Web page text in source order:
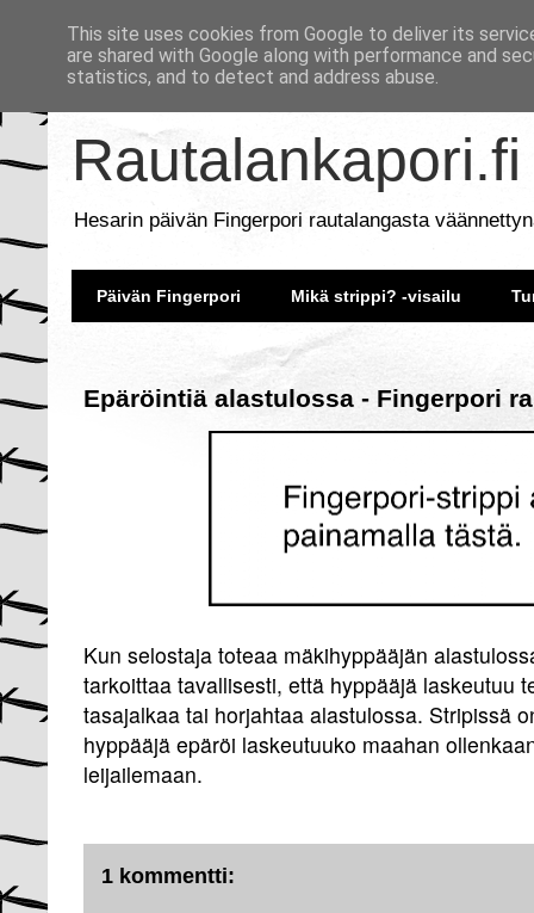
Rautalankapori.fi
Hesarin päivän Fingerpori rautalangasta
Päivän Fingerpori Mikä strippi? -visailu
Epäröintiä alastulossa - Fingerpori
Kun selostaja toteaa mäkihyppääjän
tarkoittaa tavallisesti, että hyppääjä laskeutuu
tasajalkaa tai horjahtaa alastulossa. Stripissä
hyppääjä epäröi laskeutuuko maahan
leijailemaan.
1 kommentti:
This site uses cookies from Google to deliver its
are shared with Google along with performance and
statistics, and to detect and address abuse.